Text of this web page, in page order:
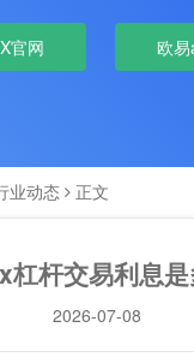
官网 欧
业动态 正文
杠杆交易利息
2026-07-08